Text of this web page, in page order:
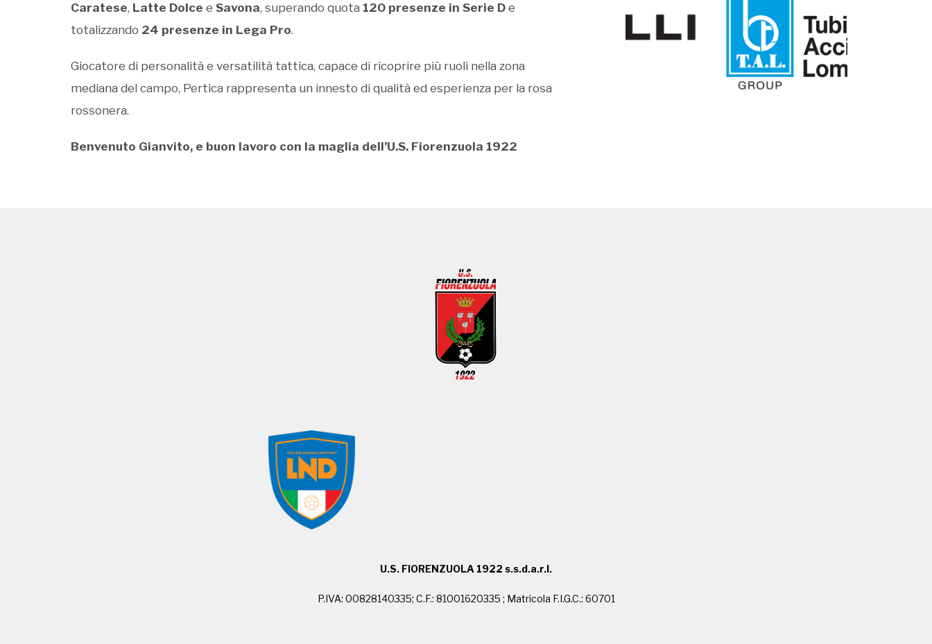
Caratese, Latte Dolce e Savona, superando quota 120 presenze in Serie D e
totalizzando 24 presenze in Lega Pro.
Giocatore di personalità e versatilità tattica, capace di ricoprire più ruoli nella zona
mediana del campo, Pertica rappresenta un innesto di qualità ed esperienza per la rosa
rossonera.
Benvenuto Gianvito, e buon lavoro con la maglia dell’U.S. Fiorenzuola 1922
U.S. FIORENZUOLA 1922 s.s.d.a.r.l.
P.IVA: 00828140335; C.F.: 81001620335 ; Matricola F.I.G.C.: 60701